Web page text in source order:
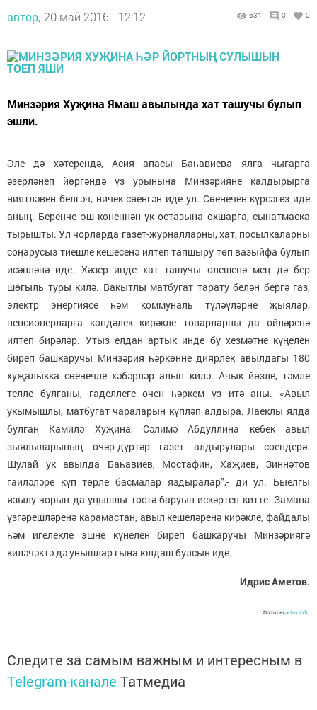
автор, 20 май 2016 - 12:12 631 0 0
Минзәрия Хуҗина Ямаш авылында хат ташучы булып
эшли.
Әле дә хәтерендә, Асия апасы Баһавиева ялга чыгарга
әзерләнеп йөргәндә үз урынына Минзәрияне калдырырга
ниятләвен белгәч, ничек сөенгән иде ул. Сөенечен күрсәгез иде
аның. Беренче эш көненнән үк остазына охшарга, сынатмаска
тырышты. Ул чорларда газет-журналларны, хат, посылкаларны
соңарусыз тиешле кешесенә илтеп тапшыру төп вазыйфа булып
исәпләнә иде. Хәзер инде хат ташучы өлешенә мең дә бер
шөгыль туры килә. Вакытлы матбугат тарату белән бергә газ,
электр энергиясе һәм коммуналь түләүләрне җыялар,
пенсионерларга көндәлек кирәкле товарларны да өйләренә
илтеп бирәләр. Утыз елдан артык инде бу хезмәтне күңелен
биреп башкаручы Минзәрия һәркөнне диярлек авылдагы 180
хуҗалыкка сөенечле хәбәрләр алып килә. Ачык йөзле, тәмле
телле булганы, гаделлеге өчен һәркем үз итә аны. «Авыл
укымышлы, матбугат чараларын күпләп алдыра. Лаеклы ялда
булган Камилә Хуҗина, Сәлимә Абдуллина кебек авыл
зыялыларының өчәр-дүртәр газет алдырулары сөендерә.
Шулай ук авылда Баһавиев, Мостафин, Хаҗиев, Зиннәтов
гаиләләре күп төрле басмалар яздыралар",- ди ул. Быелгы
язылу чорын да уңышлы төстә баруын искәртеп китте. Замана
үзгәрешләренә карамастан, авыл кешеләренә кирәкле, файдалы
һәм игелекле эшне күнелен биреп башкаручы Минзәриягә
киләчәктә дә унышлар гына юлдаш булсын иде.
Идрис Аметов.
Фотосы:artru.info
Следите за самым важным и интересным в
Telegram-канале Татмедиа